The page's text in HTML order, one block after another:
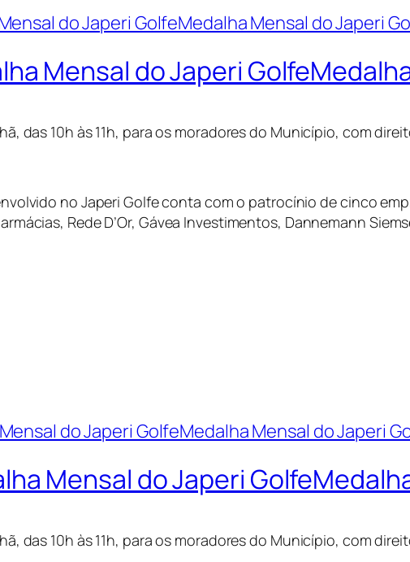
Mensal do Japeri
das 10h às 11h, para os moradores do Município, com
no Japeri Golfe conta com o patrocínio de cinco
Rede D’Or, Gávea Investimentos, Dannemann
Mensal do Japeri
das 10h às 11h, para os moradores do Município, com